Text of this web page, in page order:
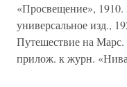
«Просвещение», 1910.
универсальное изд.,
Путешествие на
прилож. к журн.